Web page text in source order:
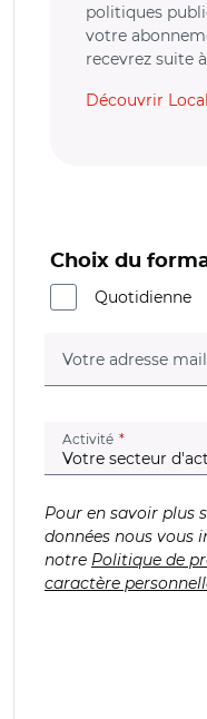
politiques
votre
recevrez suite
Découvrir
Choix du
Quotidienne
Votre adresse mail
Activité (champ
Pour en savoir plus
données nous vous
notre Politique de
caractère